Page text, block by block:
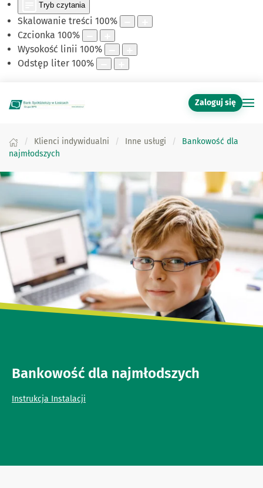
Tryb czytania
Skalowanie treści 100%
Czcionka 100%
Wysokość linii 100%
Odstęp liter 100%
Zaloguj się
Klienci indywidualni Inne usługi
Bankowość dla
najmłodszych
Bankowość dla najmłodszych
Instrukcja Instalacji